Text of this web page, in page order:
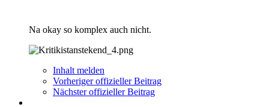
Na okay so komplex auch nicht.
Inhalt melden
Vorheriger offizieller Beitrag
Nächster offizieller Beitrag